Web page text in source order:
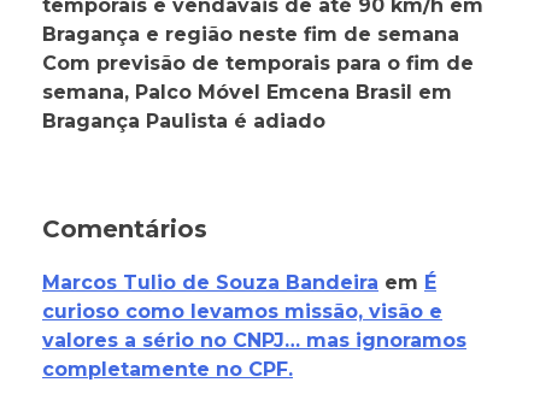
temporais e vendavais de até 90 km/h em
Bragança e região neste fim de semana
Com previsão de temporais para o fim de
semana, Palco Móvel Emcena Brasil em
Bragança Paulista é adiado
Comentários
Marcos Tulio de Souza Bandeira em É
curioso como levamos missão, visão e
valores a sério no CNPJ… mas ignoramos
completamente no CPF.